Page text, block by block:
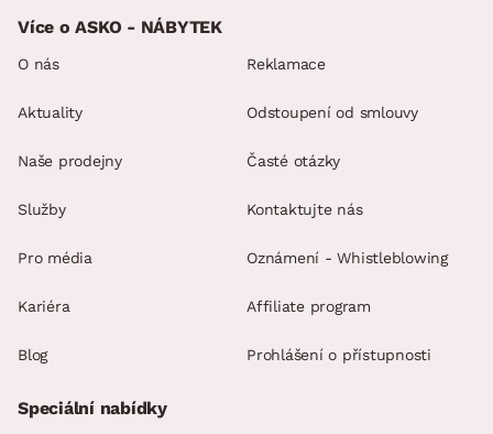
Více o ASKO - NÁBYTEK
O nás
Aktuality
Naše prodejny
Služby
Pro média
Kariéra
Blog
Reklamace
Odstoupení od smlouvy
Časté otázky
Kontaktujte nás
Oznámení - Whistleblowing
Affiliate program
Prohlášení o přístupnosti
Speciální nabídky